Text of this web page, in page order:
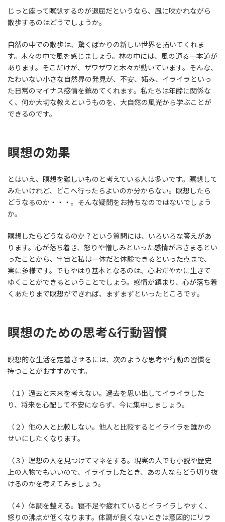
じっと座って瞑想するのが退屈だというなら、風に吹かれながら
散歩するのはどうでしょうか。
自然の中での散歩は、驚くばかりの新しい世界を拓いてくれま
す。木々の中で風を感じましょう。林の中には、風の通る一本道が
あります。そこだけが、ザワザワと木々が動いています。そんな、
たわいない小さな自然界の発見が、不安、妬み、イライラといっ
た日常のマイナス感情を鎮めてくれます。私たちは年齢に関係な
く、何か大切な教えというものを、大自然の風光から学ぶことが
できるのです。
瞑想の効果
とはいえ、瞑想を難しいものと考えている人は多いです。瞑想して
みたいけれど、どこへ行ったらよいのか分からない。瞑想したら
どうなるのか・・・。そんな疑問をお持ちなのではないでしょう
か。
瞑想したらどうなるのか？という質問には、いろいろな答えがあ
ります。心が落ち着き、怒りや憎しみといった感情がおさまるとい
ったことから、宇宙と私は一体だと体験できるといった点まで、
実に多様です。でもやはり基本となるのは、心おだやかに生きて
ゆくことができるということでしょう。感情が鎮まり、心が落ち着
くあたりまで瞑想ができれば、まずまずといったところです。
瞑想のための思考&行動習慣
瞑想的な生活を定着させるには、次のような思考や行動の習慣を
持つことがおすすめです。
（１）過去と未来を考えない。過去を思い出してイライラした
り、将来を心配して不安にならず、今に集中しましょう。
（２）他の人と比較しない。他人と比較するとイライラを誰かの
せいにしたくなります。
（３）理想の人を見つけてマネをする。現実の人でも小説や歴史
上の人物でもいいので、イライラしたとき、あの人ならどう切り抜
けるのかを考えてみましょう。
（４）体調を整える。寝不足や疲れているとイライラしやすく、
怒りの沸点が低くなります。体調が良くないときは意図的にリラ